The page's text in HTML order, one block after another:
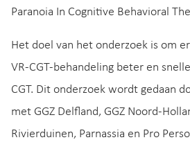
Paranoia In Cognitive Behavioral
Het doel van het onderzoek is om
VR-CGT-behandeling beter en
CGT. Dit onderzoek wordt gedaan
met GGZ Delfland, GGZ Noord-
Rivierduinen, Parnassia en Pro